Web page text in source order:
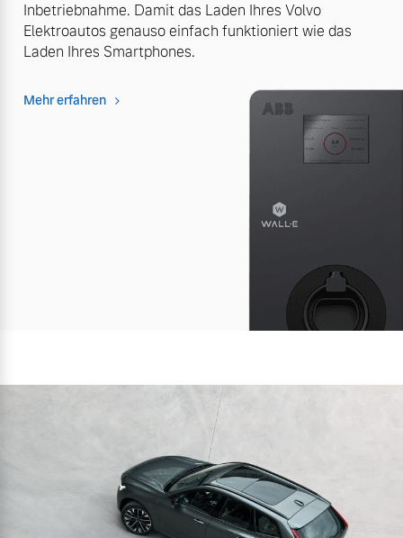
Inbetriebnahme. Damit das Laden Ihres Volvo
Elektroautos genauso einfach funktioniert wie das
Laden Ihres Smartphones.
Mehr erfahren